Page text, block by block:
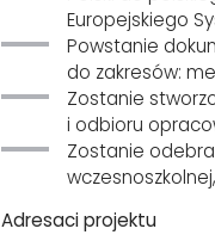
Europejskiego
Powstanie
do zakresów:
Zostanie
i odbioru
Zostanie
Adresaci projektu